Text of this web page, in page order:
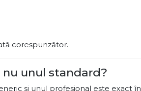
corespunzător.
nu unul standard?
și unul profesional este exact